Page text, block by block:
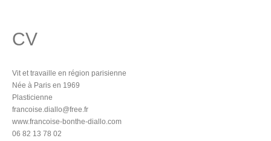
CV
Vit et travaille en région parisienne
Née à Paris en 1969
Plasticienne
francoise.diallo@free.fr
www.francoise-bonthe-diallo.com
06 82 13 78 02